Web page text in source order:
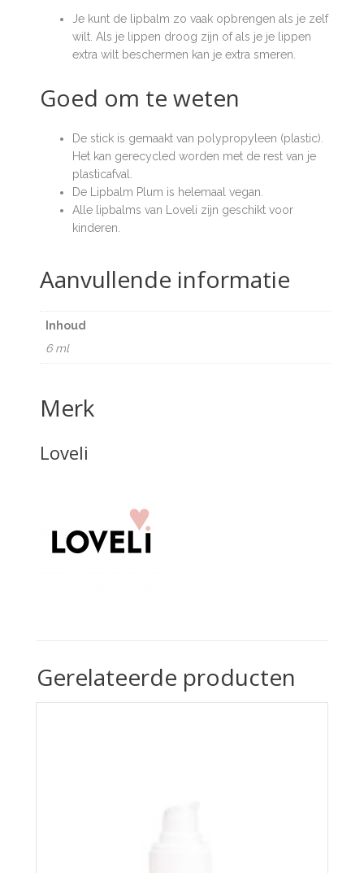
Je kunt de lipbalm zo vaak opbrengen als je zelf
wilt. Als je lippen droog zijn of als je je lippen
extra wilt beschermen kan je extra smeren.
Goed om te weten
De stick is gemaakt van polypropyleen (plastic).
Het kan gerecycled worden met de rest van je
plasticafval.
De Lipbalm Plum is helemaal vegan.
Alle lipbalms van Loveli zijn geschikt voor
kinderen.
Aanvullende informatie
Inhoud
6 ml
Merk
Loveli
Gerelateerde producten